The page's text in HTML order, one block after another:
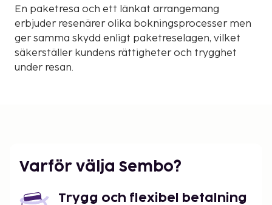
En paketresa och ett länkat arrangemang
erbjuder resenärer olika bokningsprocesser men
ger samma skydd enligt paketreselagen, vilket
säkerställer kundens rättigheter och trygghet
under resan.
Varför välja Sembo?
Trygg och flexibel betalning